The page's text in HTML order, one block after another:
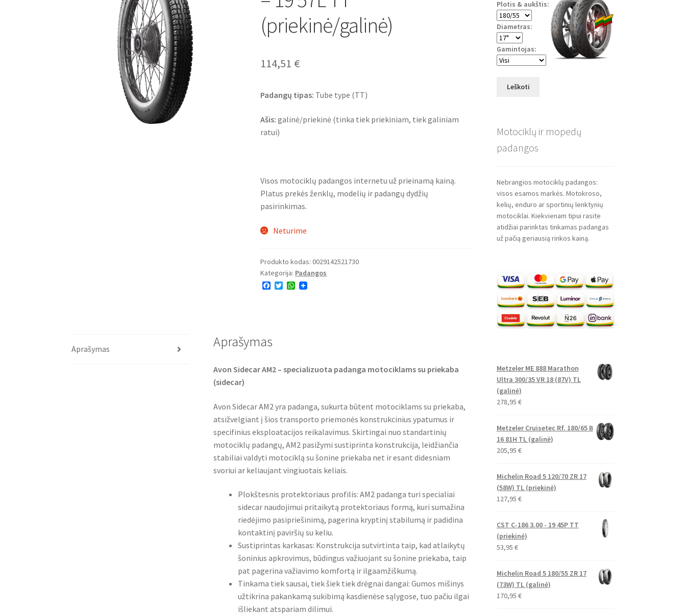
(priekinė/galinė)
114,51 €
Padangų tipas: Tube type (TT)
Ašis: galinė/priekinė (tinka tiek priekiniam, tiek galiniam
ratui)
Visos motociklų padangos internetu už prieinamą kainą.
Platus prekės ženklų, modelių ir padangų dydžių
pasirinkimas.
Neturime
Produkto kodas:0029142521730
Kategorija: Padangos
F
k
T
W
Aprašymas Aprašymas
Avon Sidecar AM2 – specializuota padanga motociklams su priekaba
(sidecar)
Avon Sidecar AM2 yra padanga, sukurta būtent motociklams su priekaba,
atsižvelgiant į šios transporto priemonės konstrukcinius ypatumus ir
specifinius eksploatacijos reikalavimus. Skirtingai nuo standartinių
motociklų padangų, AM2 pasižymi sustiprinta konstrukcija, leidžiančia
stabiliai valdyti motociklą su šonine priekaba net ir esant didesniam
svoriui ar keliaujant vingiuotais keliais.
Plokštesnis protektoriaus profilis: AM2 padanga turi specialiai
sidecar naudojimui pritaikytą protektoriaus formą, kuri sumažina
riedėjimo pasipriešinimą, pagerina kryptinį stabilumą ir padidina
kontaktinį paviršių su keliu.
Sustiprintas karkasas: Konstrukcija sutvirtinta taip, kad atlaikytų
šoninius apkrovimus, būdingus važiuojant su šonine priekaba, taip
pat pagerina važiavimo komfortą ir ilgaamžiškumą.
Tinkama tiek sausai, tiek šiek tiek drėgnai dangai: Gumos mišinys
užtikrina pakankamą sukibimą kasdienėse sąlygose, tuo pačiu ilgai
išliekant atspariam dilimui.
Plotis & aukštis:
Diametras:
Gamintojas:
Leškoti
Motociklų ir mopedų
padangos
Nebrangios motociklų padangos:
visos esamos markės. Motokroso,
kelių, enduro ar sportinių lenktynių
motociklai. Kiekvienam tipui rasite
atidžiai parinktas tinkamas padangas
už pačią geriausią rinkos kainą.
Metzeler ME 888 Marathon
Ultra 300/35 VR 18 (87V) TL
(galinė)
278,95 €
Metzeler Cruisetec Rf. 180/65 B
16 81H TL (galinė)
205,95 €
Michelin Road 5 120/70 ZR 17
(58W) TL (priekinė)
127,95 €
CST C-186 3.00 - 19 45P TT
(priekinė)
53,95 €
Michelin Road 5 180/55 ZR 17
(73W) TL (galinė)
170,95 €